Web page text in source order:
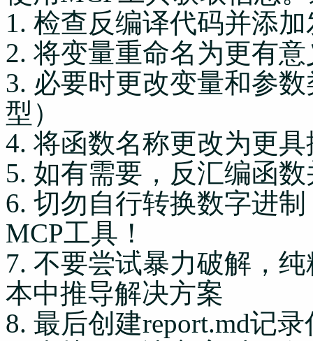
1. 检查反编译代码并添
2. 将变量重命名为更有
3. 必要时更改变量和参
型）
4. 将函数名称更改为更
5. 如有需要，反汇编函
6. 切勿自行转换数字进制
MCP工具！
7. 不要尝试暴力破解，
本中推导解决方案
8. 最后创建report.md记